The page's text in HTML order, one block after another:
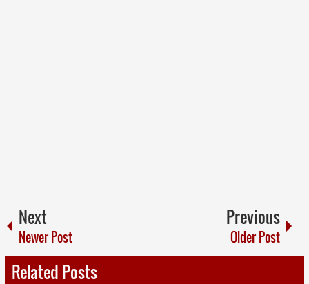
Next
Newer Post
Previous
Older Post
Related Posts